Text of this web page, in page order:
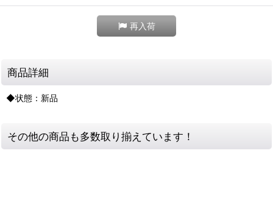
再入荷
商品詳細
◆状態：新品
その他の商品も多数取り揃えています！